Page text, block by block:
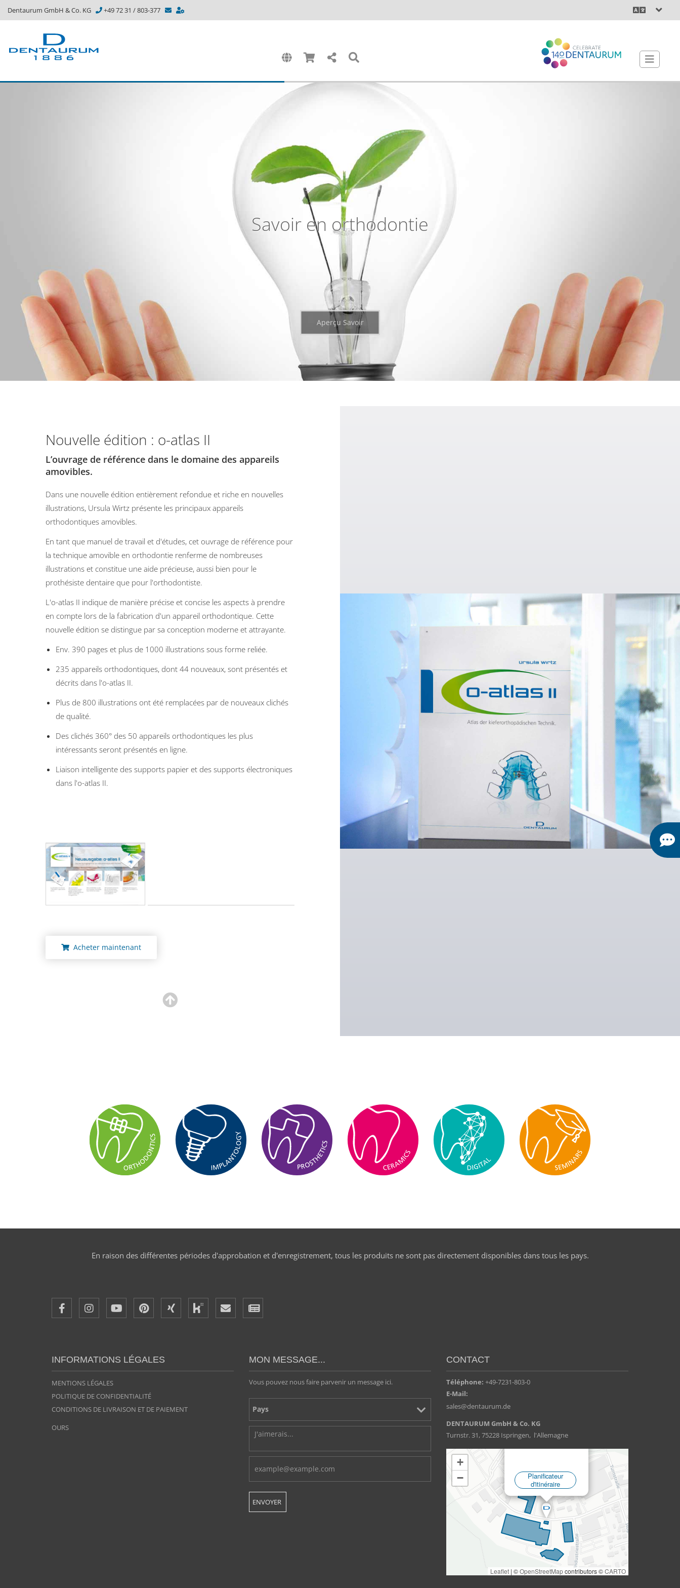
Dentaurum GmbH & Co. KG +49 72 31 / 803-377
Savoir en orthodontie
Aperçu Savoir
Nouvelle édition : o-atlas II
L’ouvrage de référence dans le domaine des appareils
amovibles.
Dans une nouvelle édition entièrement refondue et riche en nouvelles
illustrations, Ursula Wirtz présente les principaux appareils
orthodontiques amovibles.
En tant que manuel de travail et d'études, cet ouvrage de référence pour
la technique amovible en orthodontie renferme de nombreuses
illustrations et constitue une aide précieuse, aussi bien pour le
prothésiste dentaire que pour l'orthodontiste.
L'o-atlas II indique de manière précise et concise les aspects à prendre
en compte lors de la fabrication d'un appareil orthodontique. Cette
nouvelle édition se distingue par sa conception moderne et attrayante.
Env. 390 pages et plus de 1000 illustrations sous forme reliée.
235 appareils orthodontiques, dont 44 nouveaux, sont présentés et
décrits dans l'o-atlas II.
Plus de 800 illustrations ont été remplacées par de nouveaux clichés
de qualité.
Des clichés 360° des 50 appareils orthodontiques les plus
intéressants seront présentés en ligne.
Liaison intelligente des supports papier et des supports électroniques
dans l'o-atlas II.
Acheter maintenant
En raison des différentes périodes d'approbation et d'enregistrement, tous les produits ne sont pas directement disponibles dans tous les pays.
INFORMATIONS LÉGALES
MENTIONS LÉGALES
POLITIQUE DE CONFIDENTIALITÉ
CONDITIONS DE LIVRAISON ET DE PAIEMENT
OURS
MON MESSAGE...
Vous pouvez nous faire parvenir un message ici.
CONTACT
Téléphone: +49-7231-803-0
E-Mail:
sales@dentaurum.de
DENTAURUM GmbH & Co. KG
Turnstr. 31, 75228 Ispringen, l'Allemagne